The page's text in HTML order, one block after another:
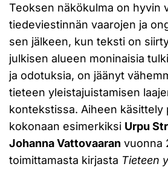
Teoksen näkökulma on hyvin
tiedeviestinnän vaarojen ja
sen jälkeen, kun teksti on
julkisen alueen moninaisia
ja odotuksia, on jäänyt
tieteen yleistajuistamisen
kontekstissa. Aiheen käsittely
kokonaan esimerkiksi Urpu
Johanna Vattovaaran vuonna
toimittamasta kirjasta Tieteen